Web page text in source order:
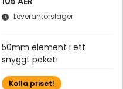
Leverantörslager
50mm element i ett
snyggt paket!
Kolla priset!